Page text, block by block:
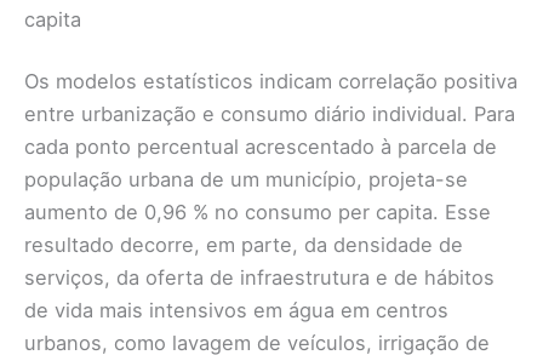
capita
Os modelos estatísticos indicam correlação positiva
entre urbanização e consumo diário individual. Para
cada ponto percentual acrescentado à parcela de
população urbana de um município, projeta-se
aumento de 0,96 % no consumo per capita. Esse
resultado decorre, em parte, da densidade de
serviços, da oferta de infraestrutura e de hábitos
de vida mais intensivos em água em centros
urbanos, como lavagem de veículos, irrigação de